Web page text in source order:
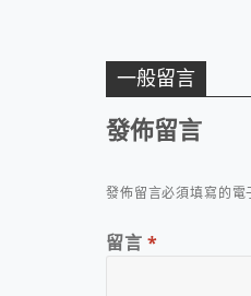
一般留言
發佈留言
發佈留言必須填寫的電
留言 *